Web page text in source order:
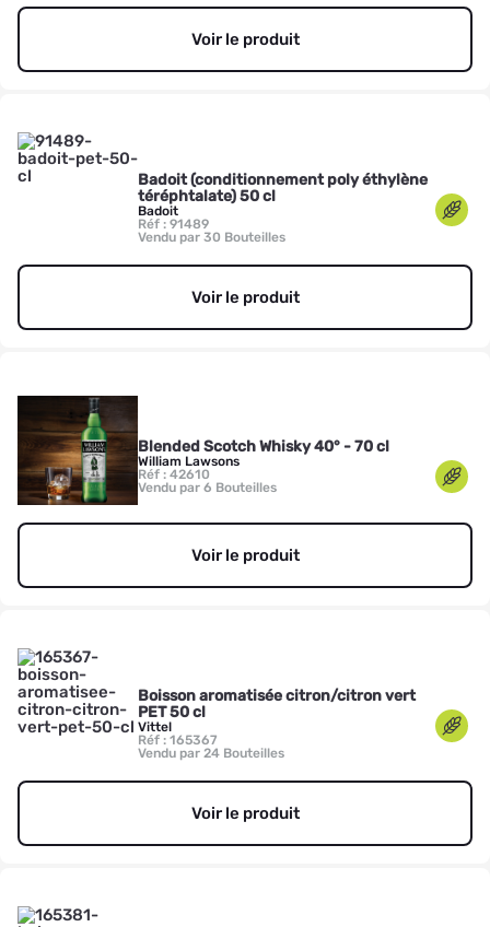
Voir le produit
Badoit (conditionnement poly éthylène
téréphtalate) 50 cl
Badoit
Réf : 91489
Vendu par 30 Bouteilles
Voir le produit
Blended Scotch Whisky 40° - 70 cl
William Lawsons
Réf : 42610
Vendu par 6 Bouteilles
Voir le produit
Boisson aromatisée citron/citron vert
PET 50 cl
Vittel
Réf : 165367
Vendu par 24 Bouteilles
Voir le produit